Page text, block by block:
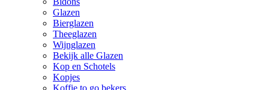
Glazen
Bierglazen
Theeglazen
Wijnglazen
Bekijk alle Glazen
Kop en Schotels
Kopjes
Koffie to go bekers